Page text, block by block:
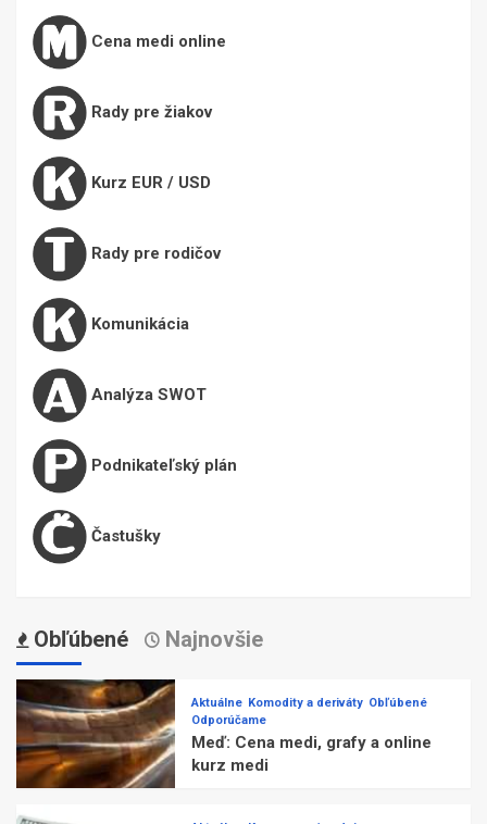
Cena medi online
Rady pre žiakov
Kurz EUR / USD
Rady pre rodičov
Komunikácia
Analýza SWOT
Podnikateľský plán
Častušky
Obľúbené Najnovšie
Aktuálne Komodity a deriváty Obľúbené
Odporúčame
Meď: Cena medi, grafy a online
kurz medi